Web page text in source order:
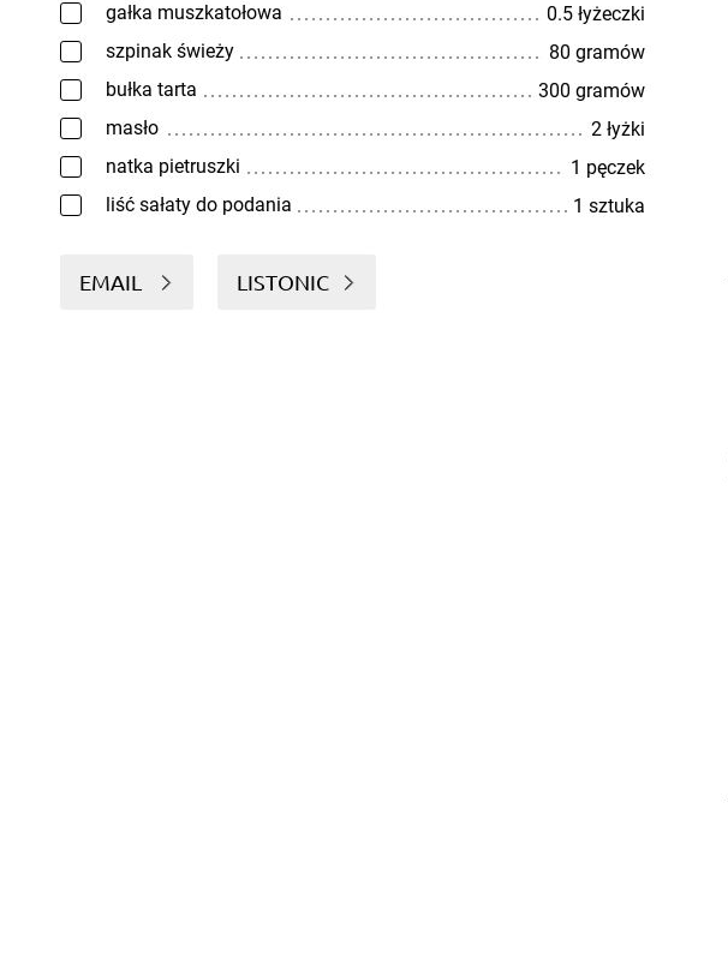
gałka muszkatołowa
0.5 łyżeczki
szpinak świeży
80 gramów
bułka tarta
300 gramów
masło
2 łyżki
natka pietruszki
1 pęczek
liść sałaty do podania
1 sztuka
EMAIL LISTONIC